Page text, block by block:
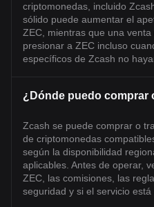
criptomonedas, incluido
sólido puede aumentar el
ZEC, mientras que una
presionar a ZEC incluso
específicos de Zcash no
¿Dónde puedo comprar
Zcash se puede comprar o
de criptomonedas
según la disponibilidad
aplicables. Antes de operar,
ZEC, las comisiones, las
seguridad y si el servicio